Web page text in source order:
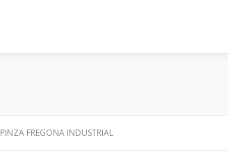
PINZA FREGONA INDUSTRIAL